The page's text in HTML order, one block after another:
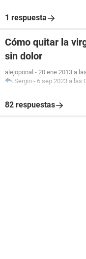
1 respuesta
Cómo quitar la
sin dolor
alejoponal - 20 ene 2013 a
Sergio - 6 sep 2023 a las
82 respuestas